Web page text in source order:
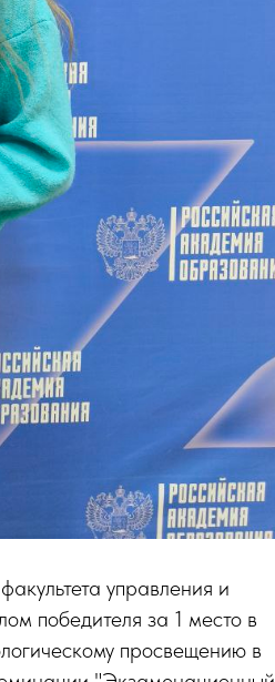
управления и
победителя за 1 место в
просвещению в